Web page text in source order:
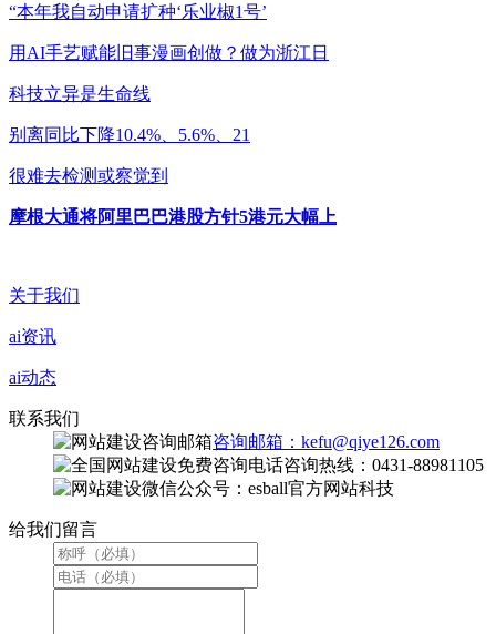
“本年我自动申请扩种‘乐业椒1号’
用AI手艺赋能旧事漫画创做？做为浙江日
科技立异是生命线
别离同比下降10.4%、5.6%、21
很难去检测或察觉到
摩根大通将阿里巴巴港股方针5港元大幅上
关于我们
ai资讯
ai动态
联系我们
咨询邮箱：kefu@qiye126.com
咨询热线：0431-88981105
微信公众号：esball官方网站科技
给我们留言